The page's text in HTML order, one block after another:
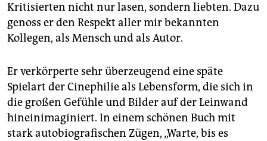
epaper login
Kritisierten nicht nur lasen, sondern liebten. Dazu
genoss er den Respekt aller mir bekannten
Kollegen, als Mensch und als Autor.
Er verkörperte sehr überzeugend eine späte
Spielart der Cinephilie als Lebensform, die sich in
die großen Gefühle und Bilder auf der Leinwand
hineinimaginiert. In einem schönen Buch mit
stark autobiografischen Zügen, „Warte, bis es